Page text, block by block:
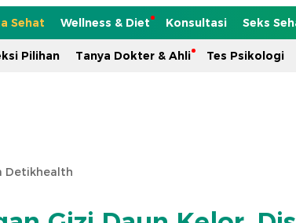
Sehat Wellness & Diet Konsultasi Seks
Pilihan Tanya Dokter & Ahli Tes Psikologi
Detikhealth